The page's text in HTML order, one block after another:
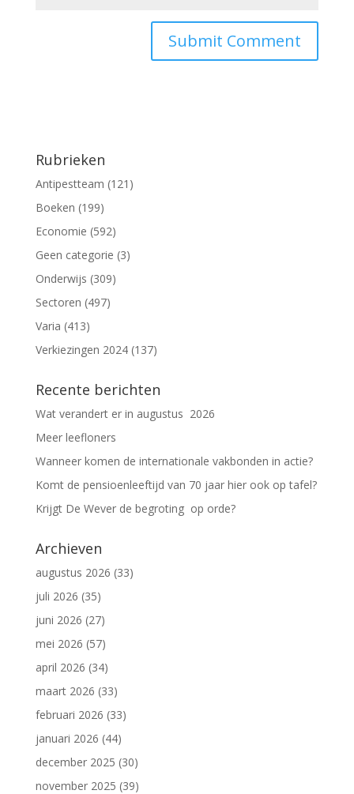
Rubrieken
Antipestteam (121)
Boeken (199)
Economie (592)
Geen categorie (3)
Onderwijs (309)
Sectoren (497)
Varia (413)
Verkiezingen 2024(137)
Recente berichten
Wat verandert er in augustus 2026
Meer leefloners
Wanneer komen de internationale vakbonden in actie?
Komt de pensioenleeftijd van 70 jaar hier ook op tafel?
Krijgt De Wever de begroting op orde?
Archieven
augustus 2026 (33)
juli 2026 (35)
juni 2026 (27)
mei 2026 (57)
april 2026 (34)
maart 2026 (33)
februari 2026 (33)
januari 2026 (44)
december 2025 (30)
november 2025 (39)